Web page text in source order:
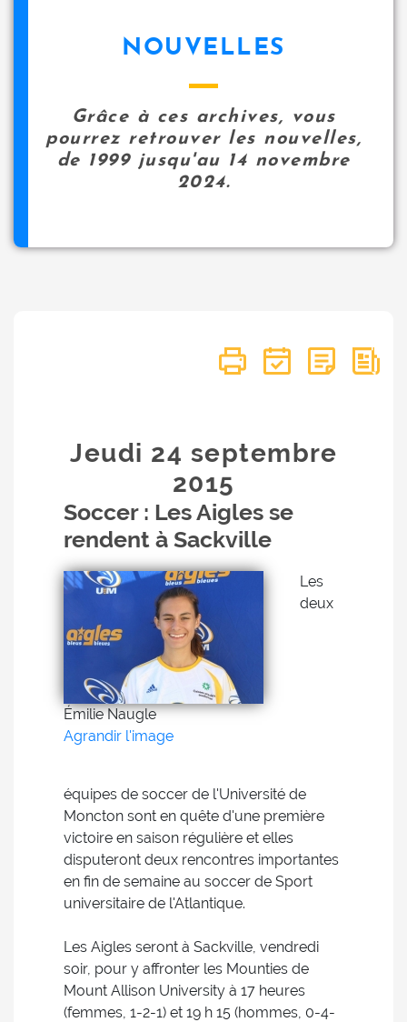
NOUVELLES
Grâce à ces archives, vous
pourrez retrouver les nouvelles,
de 1999 jusqu'au 14 novembre
2024.
Jeudi 24 septembre
2015
Soccer : Les Aigles se
rendent à Sackville
Émilie Naugle
Agrandir l'image
Les
deux
équipes de soccer de l'Université de
Moncton sont en quête d'une première
victoire en saison régulière et elles
disputeront deux rencontres importantes
en fin de semaine au soccer de Sport
universitaire de l'Atlantique.
Les Aigles seront à Sackville, vendredi
soir, pour y affronter les Mounties de
Mount Allison University à 17 heures
(femmes, 1-2-1) et 19 h 15 (hommes, 0-4-